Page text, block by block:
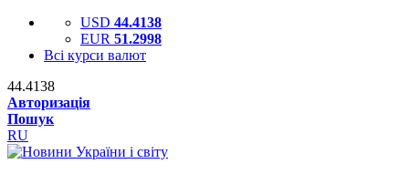
USD 44.4138
EUR 51.2998
Всі курси валют
44.4138
Авторизація
Пошук
RU